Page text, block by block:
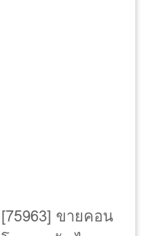
[75963] ขายคอน